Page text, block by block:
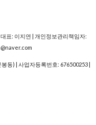
표: 이지연 | 개인정보관리책임자:
동) | 사업자등록번호: 676500253